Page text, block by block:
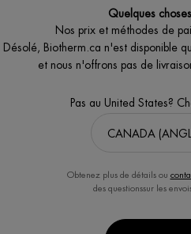
Quelques
Nos prix et méthodes de
Désolé, Biotherm.ca n'est disponible
et nous n'offrons pas de
Pas au United States?
Obtenez plus de détails ou
des questionssur les